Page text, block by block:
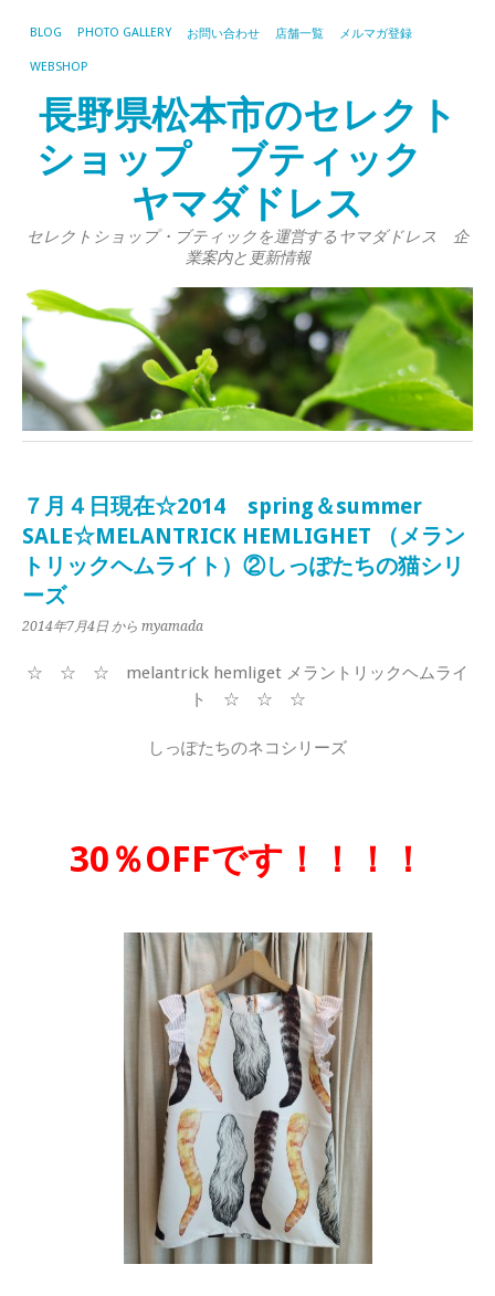
BLOG PHOTO GALLERY お問い合わせ 店舗一覧 メルマガ登録
WEBSHOP
長野県松本市のセレクト
ショップ ブティック
ヤマダドレス
セレクトショップ・ブティックを運営するヤマダドレス 企
業案内と更新情報
７月４日現在☆2014 spring＆summer
SALE☆MELANTRICK HEMLIGHET （メラン
トリックヘムライト）②しっぽたちの猫シリ
ーズ
2014年7月4日 から myamada
☆ ☆ ☆ melantrick hemliget メラントリックヘムライ
ト ☆ ☆ ☆
しっぽたちのネコシリーズ
30％OFFです！！！！